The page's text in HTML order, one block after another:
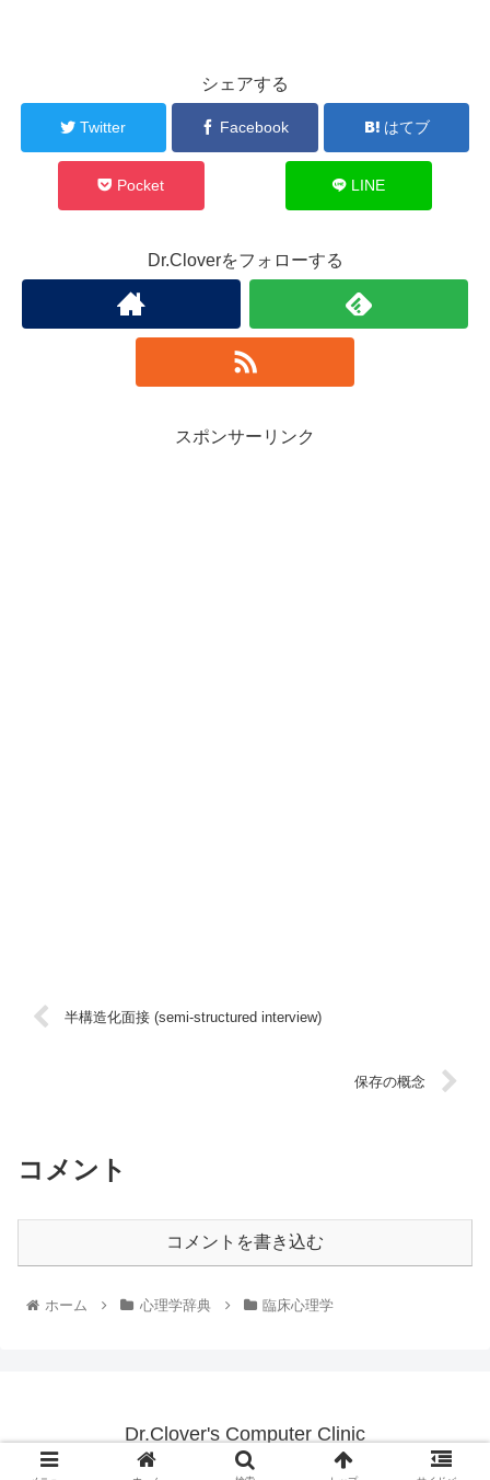
シェアする
Twitter Facebook はてブ
Pocket LINE
Dr.Cloverをフォローする
スポンサーリンク
半構造化面接 (semi-structured interview)
保存の概念
コメント
コメントを書き込む
ホーム 心理学辞典 臨床心理学
Dr.Clover's Computer Clinic
© 2015 Dr.Clover's Computer Clinic.